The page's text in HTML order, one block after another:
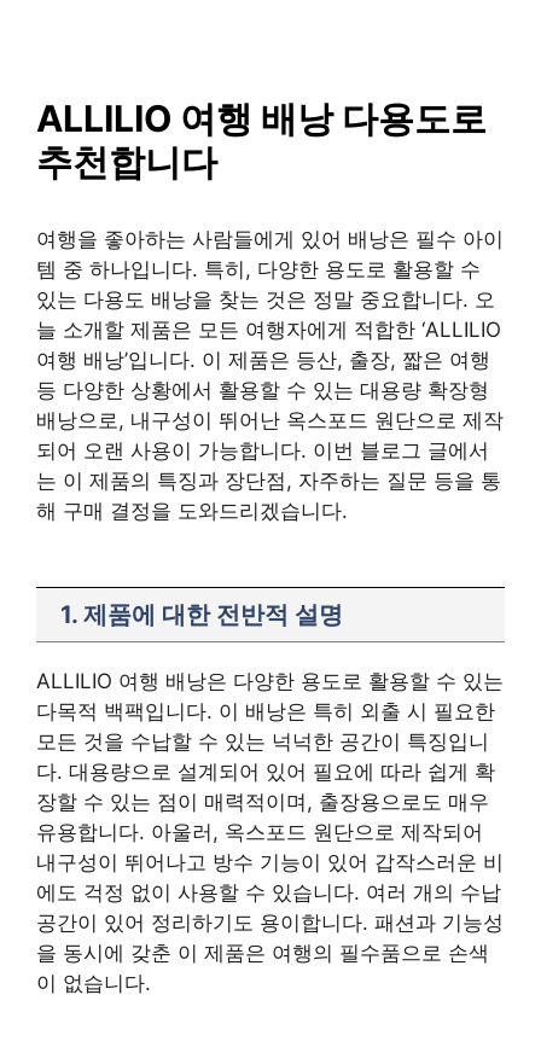
ALLILIO 여행 배낭 다용도로
추천합니다
여행을 좋아하는 사람들에게 있어 배낭은 필수 아이
템 중 하나입니다. 특히, 다양한 용도로 활용할 수
있는 다용도 배낭을 찾는 것은 정말 중요합니다. 오
늘 소개할 제품은 모든 여행자에게 적합한 ‘ALLILIO
여행 배낭’입니다. 이 제품은 등산, 출장, 짧은 여행
등 다양한 상황에서 활용할 수 있는 대용량 확장형
배낭으로, 내구성이 뛰어난 옥스포드 원단으로 제작
되어 오랜 사용이 가능합니다. 이번 블로그 글에서
는 이 제품의 특징과 장단점, 자주하는 질문 등을 통
해 구매 결정을 도와드리겠습니다.
1. 제품에 대한 전반적 설명
ALLILIO 여행 배낭은 다양한 용도로 활용할 수 있는
다목적 백팩입니다. 이 배낭은 특히 외출 시 필요한
모든 것을 수납할 수 있는 넉넉한 공간이 특징입니
다. 대용량으로 설계되어 있어 필요에 따라 쉽게 확
장할 수 있는 점이 매력적이며, 출장용으로도 매우
유용합니다. 아울러, 옥스포드 원단으로 제작되어
내구성이 뛰어나고 방수 기능이 있어 갑작스러운 비
에도 걱정 없이 사용할 수 있습니다. 여러 개의 수납
공간이 있어 정리하기도 용이합니다. 패션과 기능성
을 동시에 갖춘 이 제품은 여행의 필수품으로 손색
이 없습니다.